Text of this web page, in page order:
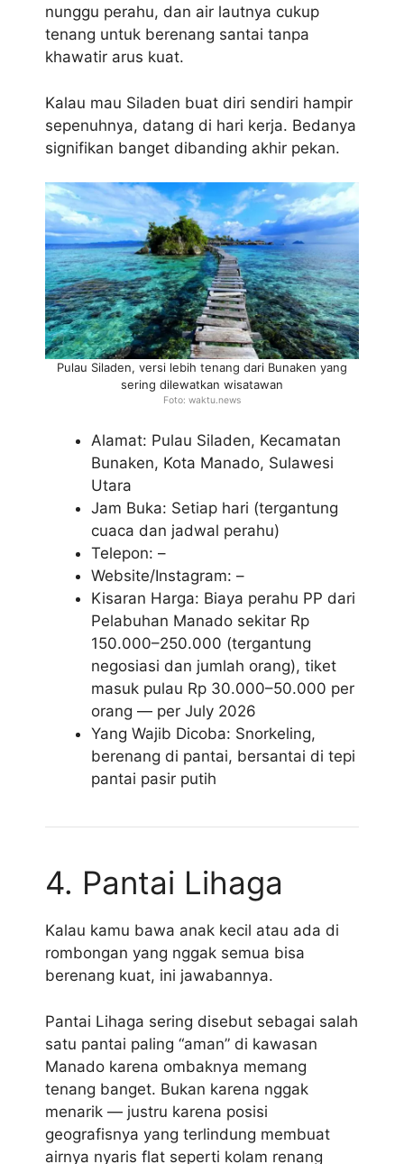
nunggu perahu, dan air lautnya cukup
tenang untuk berenang santai tanpa
khawatir arus kuat.
Kalau mau Siladen buat diri sendiri hampir
sepenuhnya, datang di hari kerja. Bedanya
signifikan banget dibanding akhir pekan.
Pulau Siladen, versi lebih tenang dari Bunaken yang
sering dilewatkan wisatawan
Foto: waktu.news
Alamat: Pulau Siladen, Kecamatan
Bunaken, Kota Manado, Sulawesi
Utara
Jam Buka: Setiap hari (tergantung
cuaca dan jadwal perahu)
Telepon: –
Website/Instagram: –
Kisaran Harga: Biaya perahu PP dari
Pelabuhan Manado sekitar Rp
150.000–250.000 (tergantung
negosiasi dan jumlah orang), tiket
masuk pulau Rp 30.000–50.000 per
orang — per July 2026
Yang Wajib Dicoba: Snorkeling,
berenang di pantai, bersantai di tepi
pantai pasir putih
4. Pantai Lihaga
Kalau kamu bawa anak kecil atau ada di
rombongan yang nggak semua bisa
berenang kuat, ini jawabannya.
Pantai Lihaga sering disebut sebagai salah
satu pantai paling “aman” di kawasan
Manado karena ombaknya memang
tenang banget. Bukan karena nggak
menarik — justru karena posisi
geografisnya yang terlindung membuat
airnya nyaris flat seperti kolam renang